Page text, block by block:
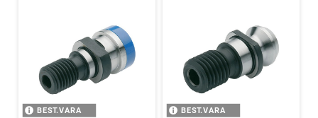
BEST.VARA BEST.VARA